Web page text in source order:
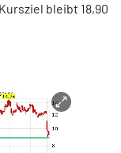
bleibt 18,90